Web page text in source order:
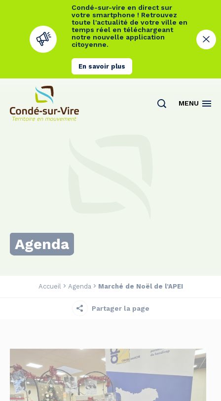
Condé-sur-vire en direct sur
votre smartphone ! Retrouvez
toute l'actualité de votre ville en
temps réel en téléchargeant
notre nouvelle application
citoyenne.
En savoir plus
MENU
Agenda
Accueil Agenda Marché de Noël de l’APEI
Partager la page
Cookies management panel